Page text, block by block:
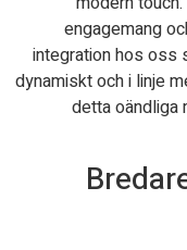
engagemang
integration hos oss
dynamiskt och i linje
detta oändliga